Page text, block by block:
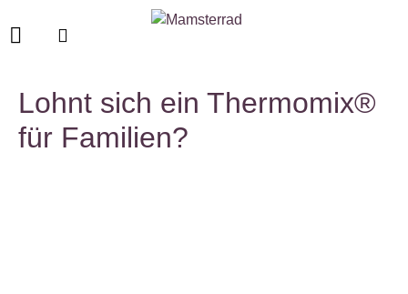
Lohnt sich ein Thermomix®
für Familien?